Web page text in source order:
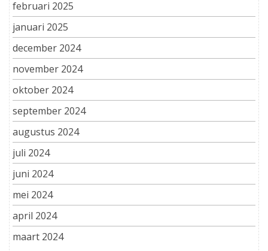
februari 2025
januari 2025
december 2024
november 2024
oktober 2024
september 2024
augustus 2024
juli 2024
juni 2024
mei 2024
april 2024
maart 2024